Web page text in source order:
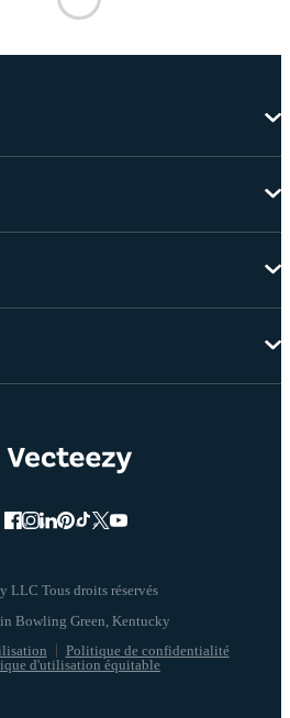
LLC Tous droits réservés
Politique de confidentialité
d'utilisation équitable